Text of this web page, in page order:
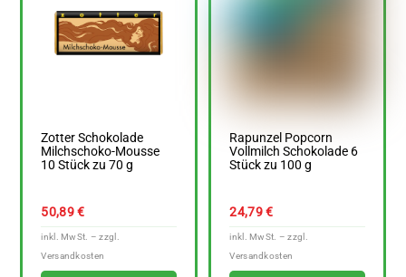
Zotter Schokolade
Milchschoko-Mousse
10 Stück zu 70 g
50,89€
Rapunzel Popcorn
Vollmilch Schokolade 6
Stück zu 100 g
24,79€